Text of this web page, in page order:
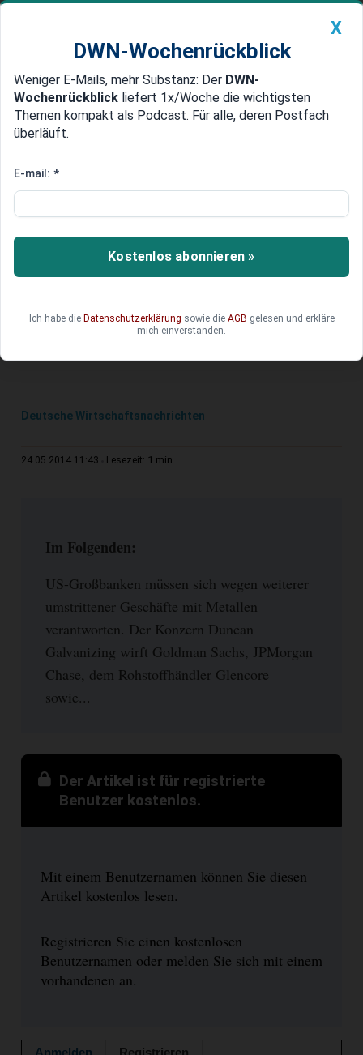
Newsticker MEIN DWN: Geldanlage Premium
Edelmetalle DWN-Magazin China
Aufgeblähte Preise seit 2010
Anklage: US-Banken haben
Zinkpreis manipuliert
Goldman Sachs, JPMorgan und die
Aluminium in den vergangenen Jahren deutlich
Deutsche Wirtschaftsnachrichten
24.05.2014 11:43 Lesezeit: 1 min
Im Folgenden:
US-Großbanken müssen sich wegen weiterer
umstrittener Geschäfte mit Metallen
verantworten. Der Konzern Duncan
Galvanizing wirft Goldman Sachs, JPMorgan
Chase, dem Rohstoffhändler Glencore
sowie...
Der Artikel ist für registrierte
Benutzer kostenlos.
Mit einem Benutzernamen können Sie diesen
Artikel kostenlos lesen.
Registrieren Sie einen kostenlosen
Benutzernamen oder melden Sie sich mit einem
vorhandenen an.
X
DWN-Wochenrückblick
Weniger E-Mails, mehr Substanz: Der DWN-
Wochenrückblick liefert 1x/Woche die wichtigsten
Themen kompakt als Podcast. Für alle, deren Postfach
überläuft.
E-mail: *
Kostenlos abonnieren »
Ich habe die Datenschutzerklärung sowie die AGB gelesen und erkläre
mich einverstanden.